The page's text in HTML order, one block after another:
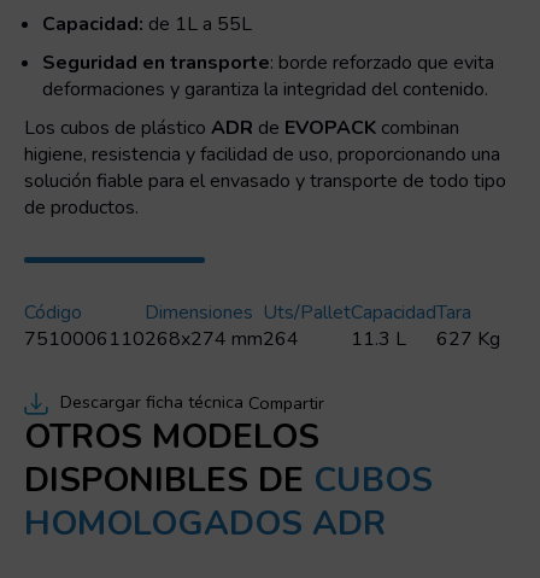
Capacidad: de 1L a 55L
Seguridad en transporte: borde reforzado que evita
deformaciones y garantiza la integridad del contenido.
Los cubos de plástico ADR de EVOPACK combinan
higiene, resistencia y facilidad de uso, proporcionando una
solución fiable para el envasado y transporte de todo tipo
de productos.
Código
7510006110
Dimensiones
268x274 mm
Uts/pallet
264
Capacidad
11.3 L
Tara
627 Kg
Descargar ficha técnica Compartir
OTROS MODELOS
DISPONIBLES DE CUBOS
HOMOLOGADOS ADR